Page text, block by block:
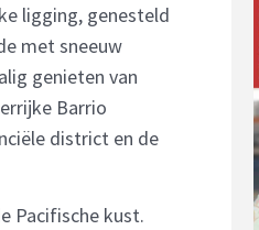
ligging, genesteld
met sneeuw
genieten van
Barrio
district en de
Pacifische kust.